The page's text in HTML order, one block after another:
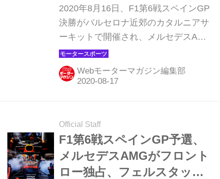
タッペンは2位【モータース
ポーツ】
2020年8月16日、F1第6戦スペインGP
決勝がバルセロナ近郊のカタルニアサ
ーキットで開催され、メルセデスAMG
のルイス・ハミルトンが優勝。2位に
はレッドブル・ホンダのマックス・フ
ェルスタッペン、3位にメルセデス
ー・アルボンが8位、アルファタウリ
のピエール・ガスリーが9位、ダニー
ル・クビアトは12位だった。
Webモーターマガジン編集部
Official Staff
F1第6戦スペインGP予選、
メルセデスAMGがフロント
ロー独占、フェルスタッペ